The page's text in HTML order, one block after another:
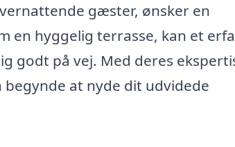
gæster, ønsker en
en hyggelig terrasse, kan et
godt på vej. Med deres
at nyde dit udvidede